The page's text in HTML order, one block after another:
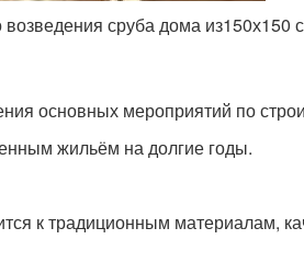
сруба дома из150х150
основных мероприятий по
жильём на долгие годы.
к традиционным материалам,